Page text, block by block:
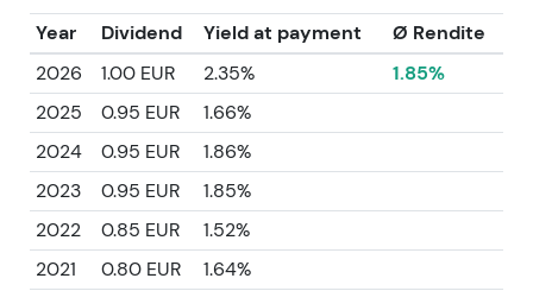
Year Dividend Yield at payment
Ø Rendite
2026
1.00 EUR 2.35%
1.85%
2025
0.95 EUR
1.66%
2024
0.95 EUR
1.86%
2023
0.95 EUR
1.85%
2022
0.85 EUR
1.52%
2021
0.80 EUR
1.64%